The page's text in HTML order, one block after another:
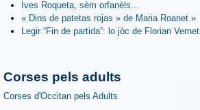
Ives Roqueta, sèm orfanèls...
« Dins de patetas rojas » de Maria Roanet »
Legir “Fin de partida”: lo jòc de Florian Vernet
Corses pels adults
Corses d'Occitan pels Adults